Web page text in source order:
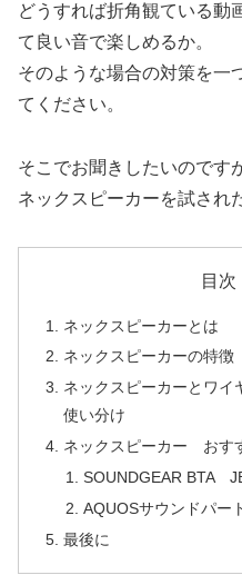
どうすれば折角観ている動
て良い音で楽しめるか。
そのような場合の対策を一
てください。
そこでお聞きしたいのです
ネックスピーカーを試され
目次
ネックスピーカーとは
ネックスピーカーの特徴
ネックスピーカーとワイ
使い分け
ネックスピーカー おす
SOUNDGEAR BTA
AQUOSサウンドパー
最後に